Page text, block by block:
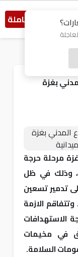
النسخة الكاملة
بغزة
مرحلة حرجة
وذلك في ظل
تدمير تسعين
الازمة
الاستهدافات
في مخيمات
السلامة.